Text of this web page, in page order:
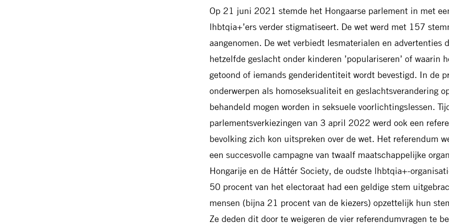
Op 21 juni 2021 stemde het Hongaarse parlement in met
lhbtqia+’ers verder stigmatiseert. De wet werd met 157
aangenomen. De wet verbiedt lesmaterialen en advertenties
hetzelfde geslacht onder kinderen ’populariseren’ of waarin
getoond of iemands genderidentiteit wordt bevestigd. In de
onderwerpen als homoseksualiteit en geslachtsverandering
behandeld mogen worden in seksuele voorlichtingslessen.
parlementsverkiezingen van 3 april 2022 werd ook een
bevolking zich kon uitspreken over de wet. Het referendum
een succesvolle campagne van twaalf maatschappelijke
Hongarije en de Háttér Society, de oudste lhbtqia+-
50 procent van het electoraat had een geldige stem
mensen (bijna 21 procent van de kiezers) opzettelijk hun
Ze deden dit door te weigeren de vier referendumvragen te